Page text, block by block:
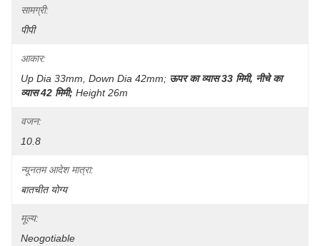
सामग्री:
पीपी
आकार:
Up Dia 33mm, Down Dia 42mm; ऊपर का व्यास 33 मिमी, नीचे का
व्यास 42 मिमी; Height 26m
वजन:
10.8
न्यूनतम आदेश मात्रा:
बातचीत योग्य
मूल्य:
Neogotiable